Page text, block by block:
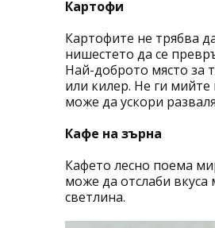
Картофи
Картофите не трябва
нишестето да се
Най-доброто място за
или килер. Не ги
може да ускори
Кафе на зърна
Кафето лесно поема
може да отслаби
светлина.